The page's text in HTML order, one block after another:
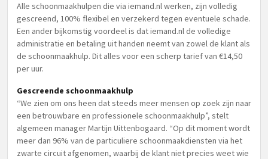
Alle schoonmaakhulpen die via iemand.nl werken, zijn volledig
gescreend, 100% flexibel en verzekerd tegen eventuele schade.
Een ander bijkomstig voordeel is dat iemand.nl de volledige
administratie en betaling uit handen neemt van zowel de klant als
de schoonmaakhulp. Dit alles voor een scherp tarief van €14,50
per uur.
Gescreende schoonmaakhulp
“We zien om ons heen dat steeds meer mensen op zoek zijn naar
een betrouwbare en professionele schoonmaakhulp”, stelt
algemeen manager Martijn Uittenbogaard. “Op dit moment wordt
meer dan 96% van de particuliere schoonmaakdiensten via het
zwarte circuit afgenomen, waarbij de klant niet precies weet wie